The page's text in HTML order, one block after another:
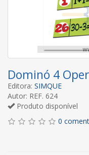
Dominó 4
Editora: SIMQUE
Autor: REF. 624
Produto disponível
0